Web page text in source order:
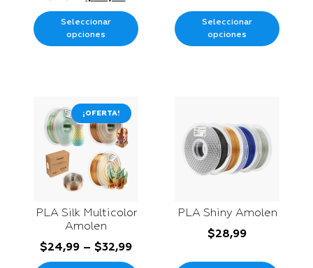
Seleccionar
opciones
Seleccionar
opciones
¡OFERTA!
PLA Silk Multicolor
Amolen
$24,99 – $32,99
PLA Shiny Amolen
$28,99